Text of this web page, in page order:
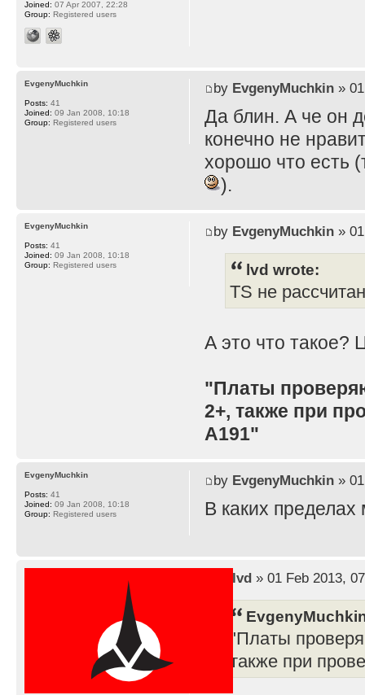
Joined: 07 Apr 2007, 22:28
Group: Registered users
by EvgenyMuchkin» 01
Да блин. А че он
конечно не
хорошо что есть
).
EvgenyMuchkin
Posts: 41
Joined: 09 Jan 2008, 10:18
Group: Registered users
by EvgenyMuchkin» 01
lvd wrote:
TS не
А это что такое?
"Платы
2+, также при
A191"
EvgenyMuchkin
Posts: 41
Joined: 09 Jan 2008, 10:18
Group: Registered users
by EvgenyMuchkin» 01
В каких
EvgenyMuchkin
Posts: 41
Joined: 09 Jan 2008, 10:18
Group: Registered users
lvd» 01 Feb 2013,
"Платы
также при